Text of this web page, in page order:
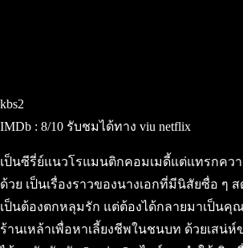
kbs2
IMDb : 8/10 รับชมได้ทาง viu netflix
เป็นซีรี่ย์แนวโรแมนติกคอมเมดี้แต่แทรกคว
ด้วย เป็นเรื่องราวของนางเอกที่มีนิสัยซื่อ ๆ
เป็นต้องตกหลุมรัก แต่ต้องได้กลายมาเป็นคุณ
ร้านเหล้าเพื่อหาเลี้ยงชีพในชนบท ด้วยเสน่ห์